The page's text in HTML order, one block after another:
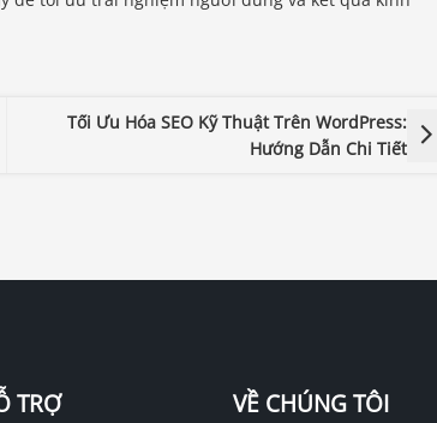
Tối Ưu Hóa SEO Kỹ Thuật Trên WordPress:
Hướng Dẫn Chi Tiết
TRỢ VỀ CHÚNG TÔI